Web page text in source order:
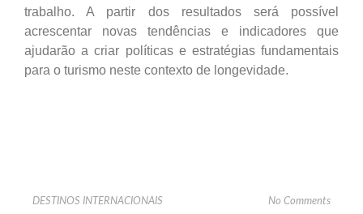
trabalho. A partir dos resultados será possível
acrescentar novas tendências e indicadores que
ajudarão a criar políticas e estratégias fundamentais
para o turismo neste contexto de longevidade.
DESTINOS INTERNACIONAIS No Comments